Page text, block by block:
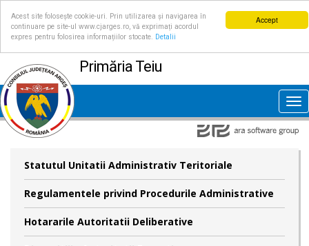
Accept
Acest site folosește cookie-uri. Prin utilizarea și navigarea în
continuare pe site-ul www.cjarges.ro, vă exprimați acordul
expres pentru folosirea informațiilor stocate.
Detalii
Primăria Teiu
Statutul Unitatii Administrativ Teritoriale
Regulamentele privind Procedurile Administrative
Hotararile Autoritatii Deliberative